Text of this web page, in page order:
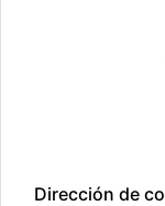
Dirección de